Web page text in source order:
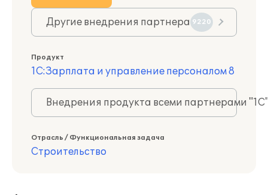
Другие внедрения партнера 9220
Продукт
1С:Зарплата и управление персоналом 8
Внедрения продукта всеми партнерами
Отрасль / Функциональная задача
Строительство